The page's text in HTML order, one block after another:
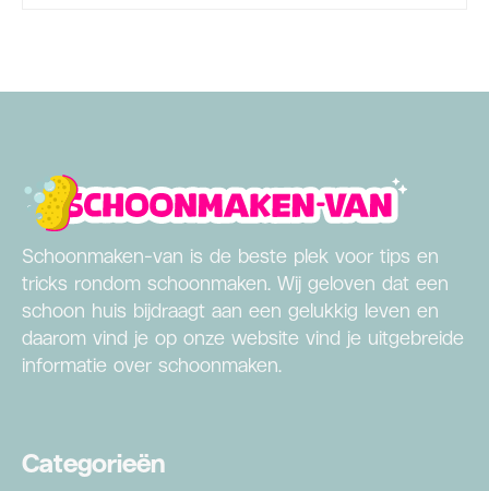
Schoonmaken-van is de beste plek voor tips en
tricks rondom schoonmaken. Wij geloven dat een
schoon huis bijdraagt aan een gelukkig leven en
daarom vind je op onze website vind je uitgebreide
informatie over schoonmaken.
Categorieën